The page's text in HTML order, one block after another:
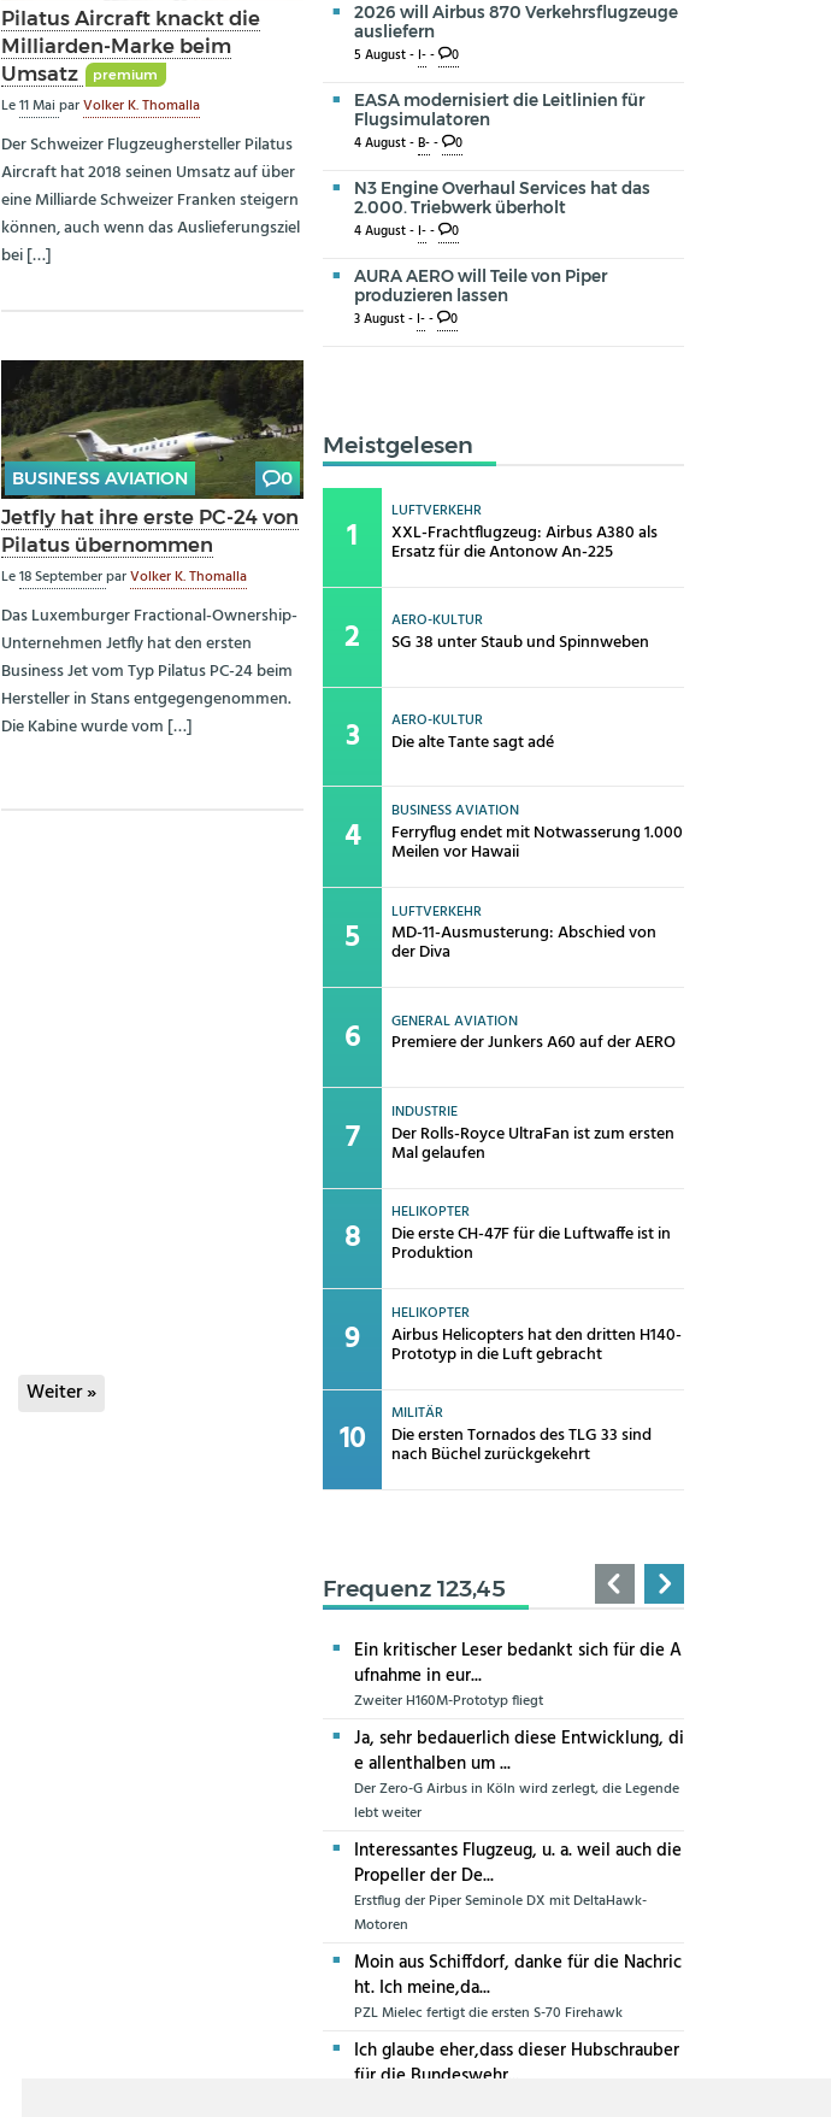
Pilatus Aircraft knackt die
Milliarden-Marke beim
Umsatz
premium
Le11 MaiparVolker K. Thomalla
Der Schweizer Flugzeughersteller Pilatus
Aircraft hat 2018 seinen Umsatz auf über
eine Milliarde Schweizer Franken steigern
können, auch wenn das Auslieferungsziel
bei […]
BUSINESS AVIATION 0
Jetfly hat ihre erste PC-24 von
Pilatus übernommen
Le18 SeptemberparVolker K. Thomalla
Das Luxemburger Fractional-Ownership-
Unternehmen Jetfly hat den ersten
Business Jet vom Typ Pilatus PC-24 beim
Hersteller in Stans entgegengenommen.
Die Kabine wurde vom […]
Weiter »
2026 will Airbus 870 Verkehrsflugzeuge
ausliefern
5 August -I-- 0
EASA modernisiert die Leitlinien für
Flugsimulatoren
4 August -B-- 0
N3 Engine Overhaul Services hat das
2.000. Triebwerk überholt
4 August -I-- 0
AURA AERO will Teile von Piper
produzieren lassen
3 August -I-- 0
Meistgelesen
LUFTVERKEHR
XXL-Frachtflugzeug: Airbus A380 als
Ersatz für die Antonow An-225
AERO-KULTUR
SG 38 unter Staub und Spinnweben
AERO-KULTUR
Die alte Tante sagt adé
BUSINESS AVIATION
Ferryflug endet mit Notwasserung 1.000
Meilen vor Hawaii
LUFTVERKEHR
MD-11-Ausmusterung: Abschied von
der Diva
GENERAL AVIATION
Premiere der Junkers A60 auf der AERO
INDUSTRIE
Der Rolls-Royce UltraFan ist zum ersten
Mal gelaufen
HELIKOPTER
Die erste CH-47F für die Luftwaffe ist in
Produktion
HELIKOPTER
Airbus Helicopters hat den dritten H140-
Prototyp in die Luft gebracht
MILITÄR
Die ersten Tornados des TLG 33 sind
nach Büchel zurückgekehrt
Frequenz 123,45
Ein kritischer Leser bedankt sich für die A
ufnahme in eur...
Zweiter H160M-Prototyp fliegt
Ja, sehr bedauerlich diese Entwicklung, di
e allenthalben um ...
Der Zero-G Airbus in Köln wird zerlegt, die Legende
lebt weiter
Interessantes Flugzeug, u. a. weil auch die
Propeller der De...
Erstflug der Piper Seminole DX mit DeltaHawk-
Motoren
Moin aus Schiffdorf, danke für die Nachric
ht. Ich meine,da...
PZL Mielec fertigt die ersten S-70 Firehawk
Ich glaube eher,dass dieser Hubschrauber
für die Bundeswehr...